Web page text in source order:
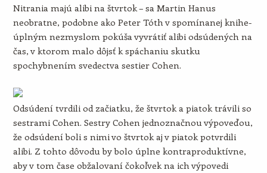
Nitrania majú alibi na štvrtok – sa Martin Hanus
neobratne, podobne ako Peter Tóth v spomínanej knihe-
úplným nezmyslom pokúša vyvrátiť alibi odsúdených na
čas, v ktorom malo dôjsť k spáchaniu skutku
spochybnením svedectva sestier Cohen.
Odsúdení tvrdili od začiatku, že štvrtok a piatok trávili so
sestrami Cohen. Sestry Cohen jednoznačnou výpoveďou,
že odsúdení boli s nimi vo štvrtok aj v piatok potvrdili
alibi. Z tohto dôvodu by bolo úplne kontraproduktívne,
aby v tom čase obžalovaní čokoľvek na ich výpovedi